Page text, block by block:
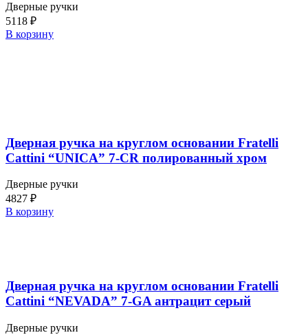
Дверные ручки
5118 ₽
В корзину
Дверная ручка на круглом основании Fratelli
Cattini “UNICA” 7-CR полированный хром
Дверные ручки
4827 ₽
В корзину
Дверная ручка на круглом основании Fratelli
Cattini “NEVADA” 7-GA антрацит серый
Дверные ручки